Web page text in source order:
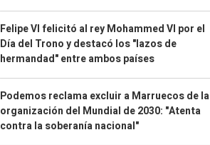
Felipe VI felicitó al rey Mohammed VI por el
Día del Trono y destacó los "lazos de
hermandad" entre ambos países
Podemos reclama excluir a Marruecos de la
organización del Mundial de 2030: "Atenta
contra la soberanía nacional"